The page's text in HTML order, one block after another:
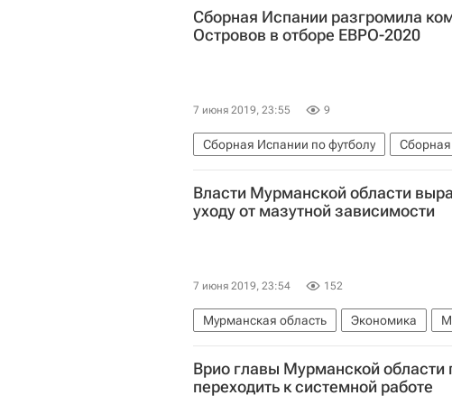
Сборная Испании разгромила
Островов в отборе ЕВРО-2020
7 июня 2019, 23:55 9
Сборная Испании по футболу
Власти Мурманской области
уходу от мазутной зависимости
7 июня 2019, 23:54 152
Мурманская область Экономика
Министерство энергетики РФ (Минэнерго
Фонд "Петербургский международный
Врио главы Мурманской области
переходить к системной работе